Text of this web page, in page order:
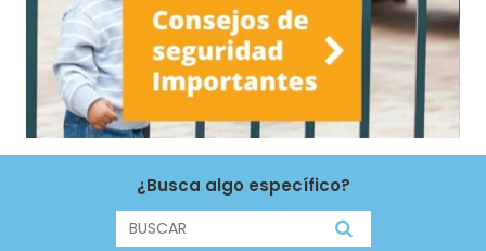
¿Busca algo específico?
BUSCAR BUSCAR